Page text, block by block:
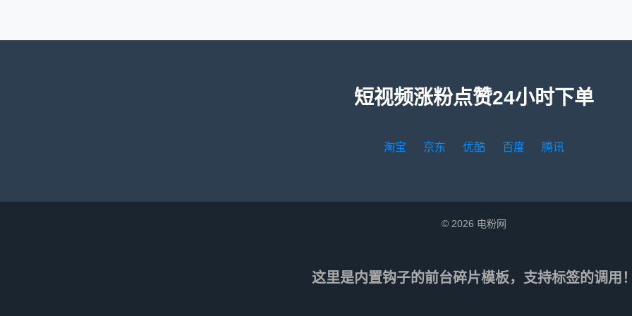
短视频涨粉点赞24小时下单
淘宝 京东 优酷 百度 腾讯
© 2026 电粉网
这里是内置钩子的前台碎片模板，支持标签的调用